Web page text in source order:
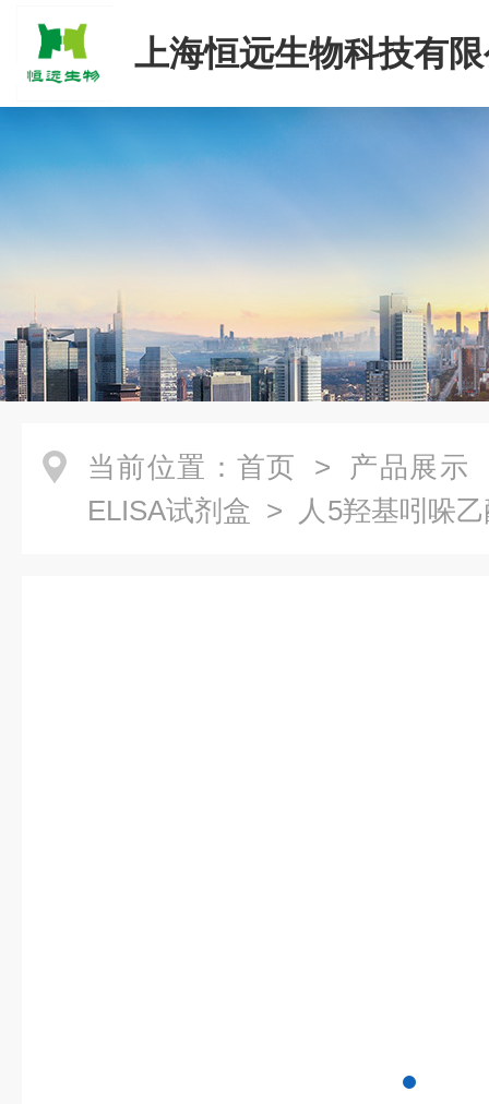
上海恒远生物科技有
当前位置： 首页 > 产品展示
ELISA试剂盒 > 人5羟基吲哚